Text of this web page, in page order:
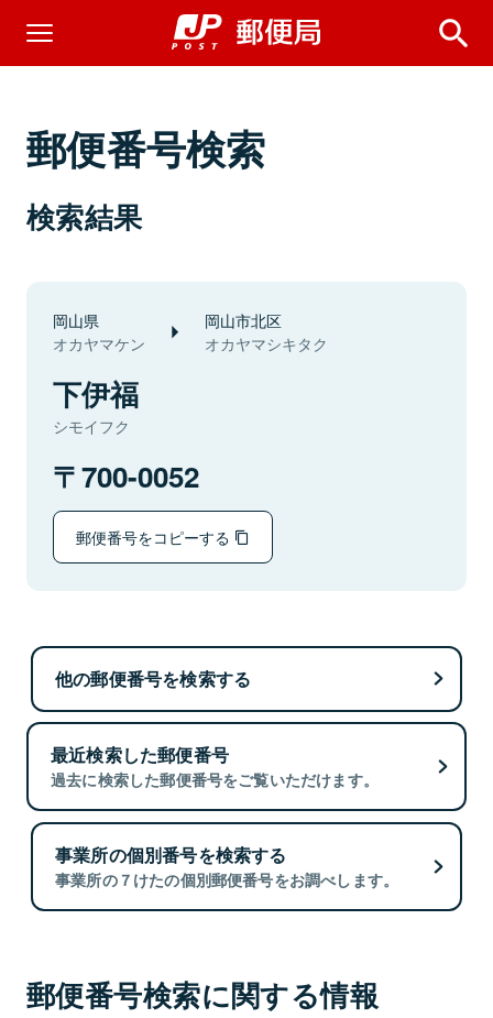
郵便番号検索
検索結果
岡山県
オカヤマケン
岡山市北区
オカヤマシキタク
下伊福
シモイフク
700-0052
郵便番号をコピーする
他の郵便番号を検索する
最近検索した郵便番号
過去に検索した郵便番号をご覧いただけます。
事業所の個別番号を検索する
事業所の７けたの個別郵便番号をお調べします。
郵便番号検索に関する情報